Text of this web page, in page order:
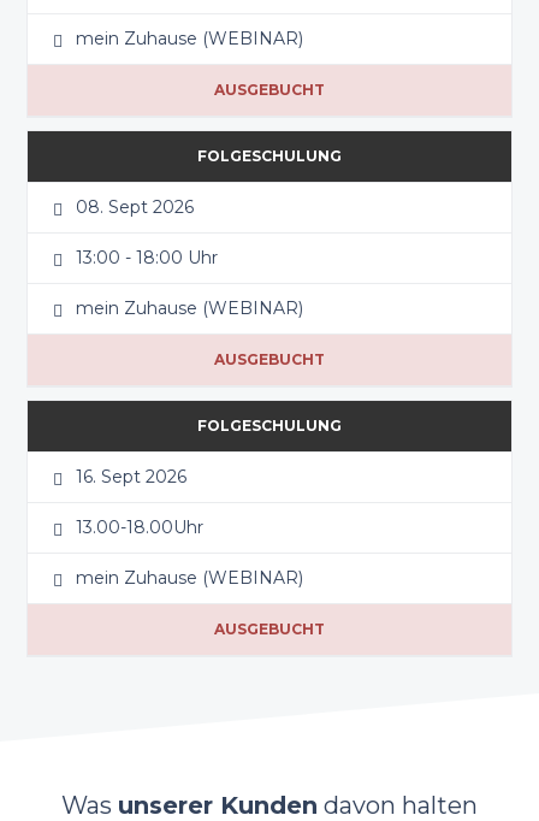
mein Zuhause (WEBINAR)
AUSGEBUCHT
FOLGESCHULUNG
08. Sept 2026
13:00 - 18:00 Uhr
mein Zuhause (WEBINAR)
AUSGEBUCHT
FOLGESCHULUNG
16. Sept 2026
13.00-18.00Uhr
mein Zuhause (WEBINAR)
AUSGEBUCHT
Was unserer Kunden davon halten